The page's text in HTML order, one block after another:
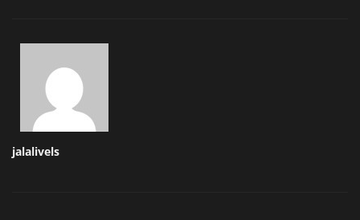
jalalivels